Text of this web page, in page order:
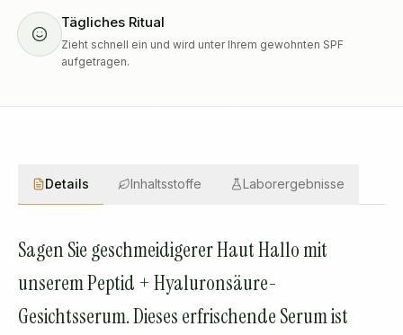
Tägliches Ritual
Zieht schnell ein und wird unter Ihrem gewohnten SPF
aufgetragen.
Details Inhaltsstoffe Laborergebnisse
Sagen Sie geschmeidigerer Haut Hallo mit
unserem Peptid + Hyaluronsäure-
Gesichtsserum. Dieses erfrischende Serum ist